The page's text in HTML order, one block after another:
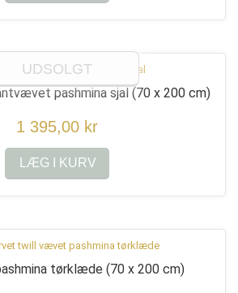
UDSOLGT
pashmina sjal (70 x 200 cm)
1 395,00 kr
LÆG I KURV
tørklæde (70 x 200 cm)